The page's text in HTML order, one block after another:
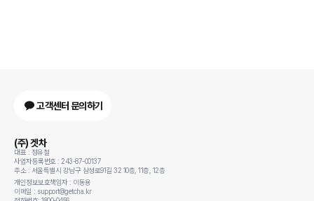
고객센터 문의하기
(주) 겟차
대표 : 정유철
사업자등록번호 : 243-87-00137
주소 : 서울특별시 강남구 삼성로91길 32 10층, 11층, 12층
개인정보보호책임자 : 이동용
이메일 : support@getcha.kr